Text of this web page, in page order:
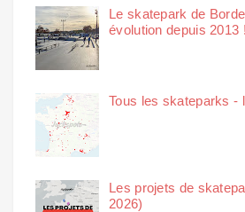
Le skatepark de
évolution depuis 2013
Tous les skateparks -
Les projets de
2026)